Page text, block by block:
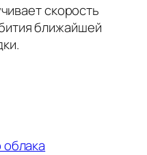
скорость
ближайшей